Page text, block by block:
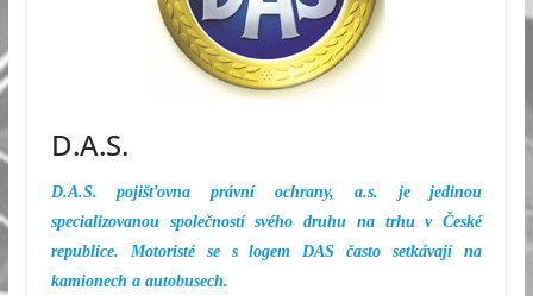
D.A.S.
D.A.S. pojišťovna právní ochrany, a.s. je jedinou
specializovanou společností svého druhu na trhu v České
republice. Motoristé se s logem DAS často setkávají na
kamionech a autobusech.